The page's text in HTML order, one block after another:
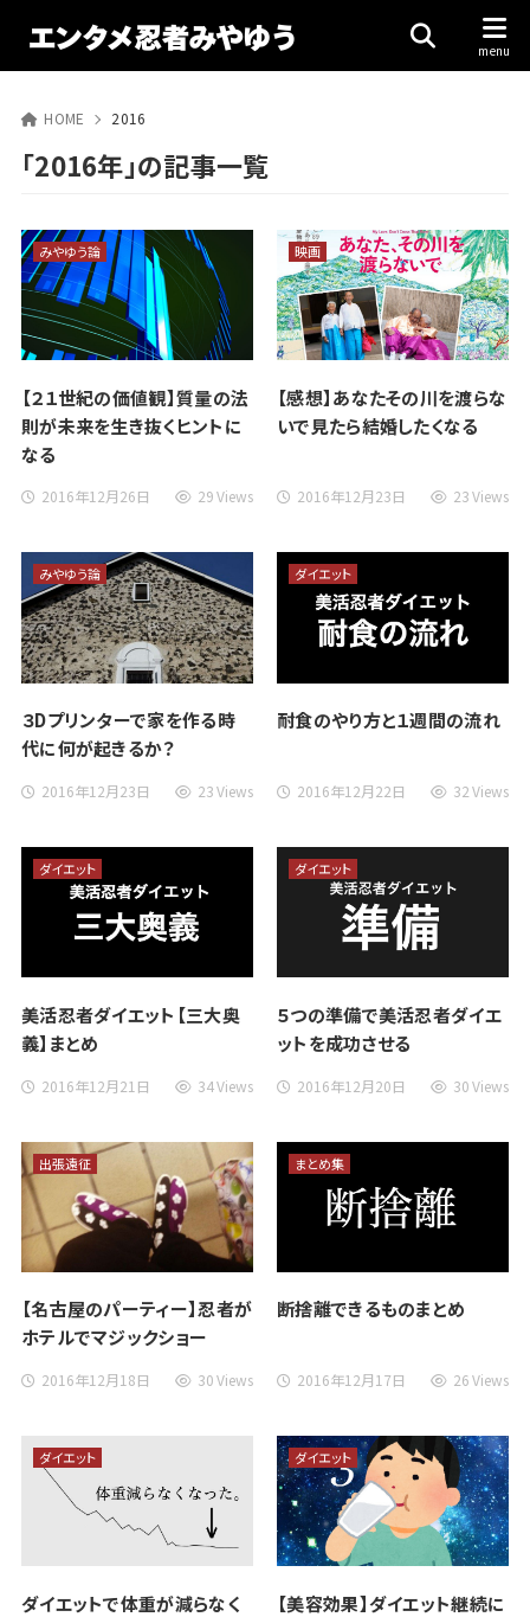
HOME 2016
「2016年」の記事一覧
【２１世紀の価値観】質量の法
則が未来を生き抜くヒントに
なる
2016年12月26日
みやゆう論
29 Views
【感想】あなたその川を渡らな
いで見たら結婚したくなる
2016年12月23日
映画
23 Views
３Dプリンターで家を作る時
代に何が起きるか？
2016年12月23日
みやゆう論
23 Views
耐食のやり方と１週間の流れ
2016年12月22日
ダイエット
32 Views
美活忍者ダイエット【三大奥
義】まとめ
2016年12月21日
ダイエット
34 Views
５つの準備で美活忍者ダイエ
ットを成功させる
2016年12月20日
ダイエット
30 Views
【名古屋のパーティー】忍者が
ホテルでマジックショー
2016年12月18日
出張遠征
30 Views
断捨離できるものまとめ
2016年12月17日
まとめ集
26 Views
ダイエットで体重が減らなく
ダイエット
【美容効果】ダイエット継続に
ダイエット